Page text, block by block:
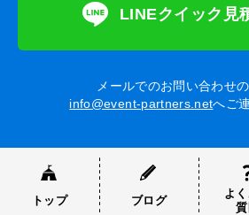
LINEクイック見
メールでのお問い合わせの
info@event-partners.netへご
トップ ブログ
よ